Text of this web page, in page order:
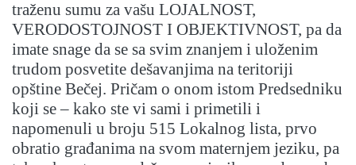
traženu sumu za vašu LOJALNOST,
VERODOSTOJNOST I OBJEKTIVNOST, pa da
imate snage da se sa svim znanjem i uloženim
trudom posvetite dešavanjima na teritoriji
opštine Bečej. Pričam o onom istom Predsedniku
koji se – kako ste vi sami i primetili i
napomenuli u broju 515 Lokalnog lista, prvo
obratio građanima na svom maternjem jeziku, pa